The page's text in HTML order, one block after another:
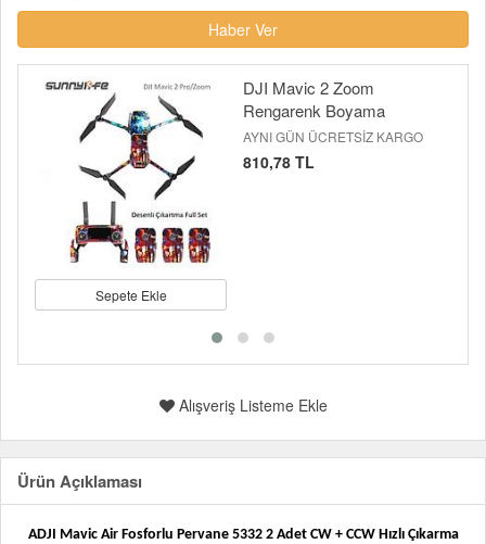
Haber Ver
Sepete Ekle
DJI Mavic 2 Zoom
Rengarenk Boyama
AYNI GÜN ÜCRETSİZ KARGO
810,78 TL
Alışveriş Listeme Ekle
Ürün Açıklaması
ADJI Mavic Air Fosforlu Pervane 5332 2 Adet CW + CCW Hızlı Çıkarma